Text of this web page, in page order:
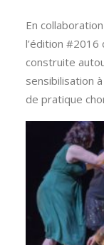
En
l’édition #2016
construite
sensibilisation
de pratique